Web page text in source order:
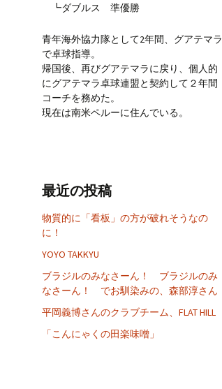
┗ダブルス 準優勝
青年海外協力隊として2年間、グアテマラ
で卓球指導。
帰国後、再びグアテマラに戻り、個人的
にグアテマラ卓球連盟と契約して２年間
コーチを務めた。
現在は南米ペルーに住んでいる。
最近の投稿
物質的に「看板」の方が破れそうなの
に！
YOYO TAKKYU
ブラジルのみなさーん！ ブラジルのみ
なさーん！ でお馴染みの、森部淳さん
平岡義博さんのクラブチーム、FLAT HILL
「こんにゃくの田楽味噌」